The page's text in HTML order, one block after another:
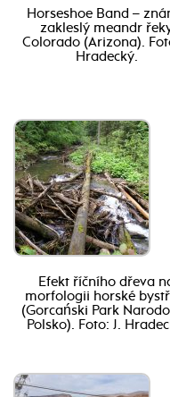
Horseshoe Band –
zakleslý meandr
Colorado (Arizona).
Hradecký.
Efekt říčního dřeva
morfologii horské
(Gorcański Park
Polsko). Foto: J.